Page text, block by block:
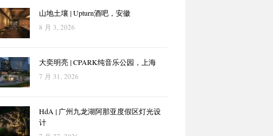
山地土壤 | Upturn酒吧，安徽
8 月 3, 2026
大奕明亮 | CPARK纯音乐公园，上海
7 月 31, 2026
HdA | 广州九龙湖阿那亚度假区灯光设
计